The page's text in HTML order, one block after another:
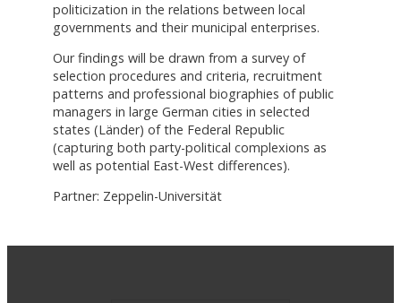
politicization in the relations between local
governments and their municipal enterprises.
Our findings will be drawn from a survey of
selection procedures and criteria, recruitment
patterns and professional biographies of public
managers in large German cities in selected
states (Länder) of the Federal Republic
(capturing both party-political complexions as
well as potential East-West differences).
Partner: Zeppelin-Universität